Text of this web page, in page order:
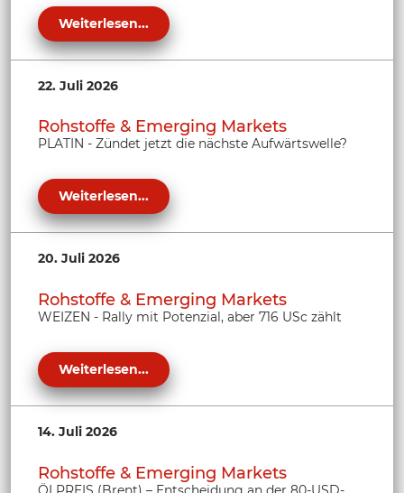
Weiterlesen...
22. Juli 2026
Rohstoffe & Emerging Markets
PLATIN - Zündet jetzt die nächste Aufwärtswelle?
Weiterlesen...
20. Juli 2026
Rohstoffe & Emerging Markets
WEIZEN - Rally mit Potenzial, aber 716 USc zählt
Weiterlesen...
14. Juli 2026
Rohstoffe & Emerging Markets